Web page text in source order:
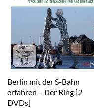
Berlin mit der S-Bahn
erfahren – Der Ring [2
DVDs]